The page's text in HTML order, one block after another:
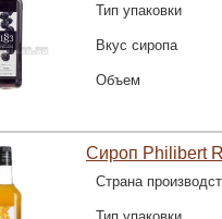
Тип упаковки
Вкус сиропа
Объем
Сироп Philibert
Страна